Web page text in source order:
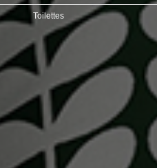
Toilettes